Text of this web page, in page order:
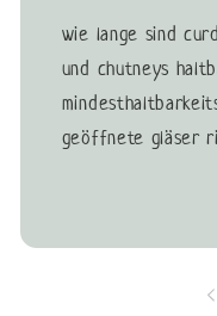
wie lange sind
und chutneys
geöffnete gläser